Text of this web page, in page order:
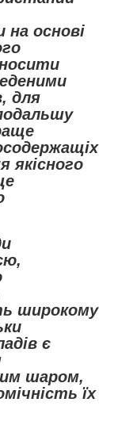
на основі
для
якісного
широкому
є
шаром,
їх